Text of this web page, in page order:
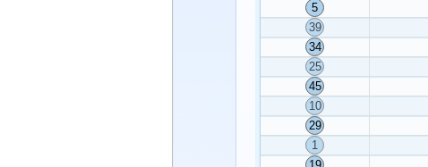
5
39
34
25
45
10
29
1